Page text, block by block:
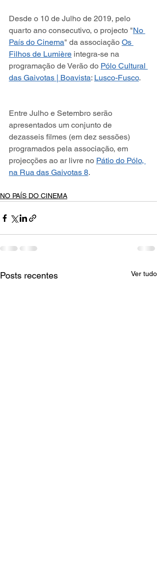
Desde o 10 de Julho de 2019, pelo
quarto ano consecutivo, o projecto "No
País do Cinema" da associação Os
Filhos de Lumière integra-se na
programação de Verão do Pólo Cultural
das Gaivotas | Boavista: Lusco-Fusco.
Entre Julho e Setembro serão
apresentados um conjunto de
dezasseis filmes (em dez sessões)
programados pela associação, em
projecções ao ar livre no Pátio do Pólo,
na Rua das Gaivotas 8.
NO PAÍS DO CINEMA
Posts recentes Ver tudo